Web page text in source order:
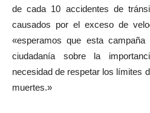
de cada 10 accidentes de
causados por el exceso de
«esperamos que esta
ciudadanía sobre la
necesidad de respetar los límites
muertes.»